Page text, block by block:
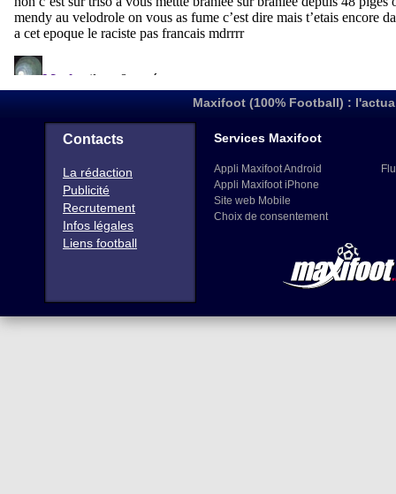
Maxifoot (100% Football) :
Contacts
La rédaction
Publicité
Recrutement
Infos légales
Liens football
Services Maxifoot
Appli Maxifoot Android
Appli Maxifoot iPhone
Site web Mobile
Choix de consentement